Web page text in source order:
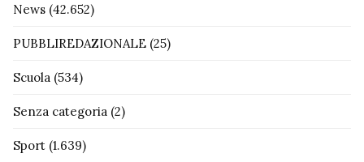
News (42.652)
PUBBLIREDAZIONALE (25)
Scuola (534)
Senza categoria (2)
Sport (1.639)